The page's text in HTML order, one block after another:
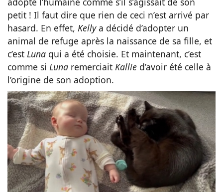
petit ! Il faut dire que rien de ceci n’est arrivé par
hasard. En effet, Kellya décidé d’adopter un
animal de refuge après la naissance de sa fille, et
c’est Luna qui a été choisie. Et maintenant, c’est
comme si Luna remerciait Kallie d’avoir été celle à
l’origine de son adoption.